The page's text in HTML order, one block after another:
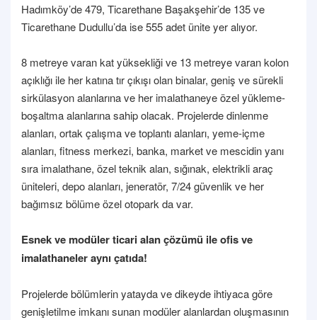
Hadımköy’de 479, Ticarethane Başakşehir’de 135 ve
Ticarethane Dudullu’da ise 555 adet ünite yer alıyor.
8 metreye varan kat yüksekliği ve 13 metreye varan kolon
açıklığı ile her katına tır çıkışı olan binalar, geniş ve sürekli
sirkülasyon alanlarına ve her imalathaneye özel yükleme-
boşaltma alanlarına sahip olacak. Projelerde dinlenme
alanları, ortak çalışma ve toplantı alanları, yeme-içme
alanları, fitness merkezi, banka, market ve mescidin yanı
sıra imalathane, özel teknik alan, sığınak, elektrikli araç
üniteleri, depo alanları, jeneratör, 7/24 güvenlik ve her
bağımsız bölüme özel otopark da var.
Esnek ve modüler ticari alan çözümü ile ofis ve
imalathaneler aynı çatıda!
Projelerde bölümlerin yatayda ve dikeyde ihtiyaca göre
genişletilme imkanı sunan modüler alanlardan oluşmasının